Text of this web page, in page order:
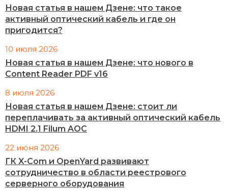
Новая статья в нашем Дзене: что такое
активный оптический кабель и где он
пригодится?
10 июля 2026
Новая статья в нашем Дзене: что нового в
Content Reader PDF v16
8 июля 2026
Новая статья в нашем Дзене: стоит ли
переплачивать за активный оптический кабель
HDMI 2.1 Filum AOC
22 июня 2026
ГК X-Com и OpenYard развивают
сотрудничество в области реестрового
серверного оборудования